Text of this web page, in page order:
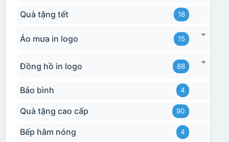
Quà tặng tết 18
Áo mưa in logo 15
Đồng hồ in logo 88
Bảo bình 4
Quà tặng cao cấp 90
Bếp hâm nóng 4